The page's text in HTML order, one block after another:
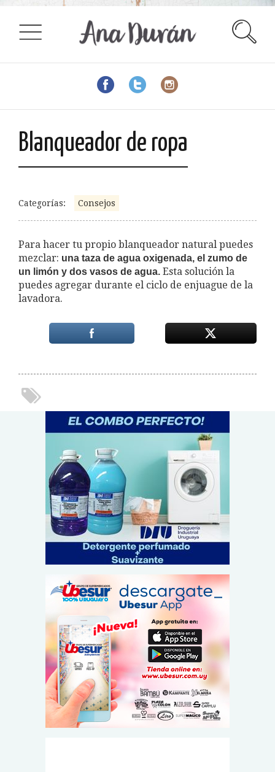
Blanqueador de ropa
Categorías: Consejos
Para hacer tu propio blanqueador natural puedes
mezclar: una taza de agua oxigenada, el zumo de
un limón y dos vasos de agua. Esta solución la
puedes agregar durante el ciclo de enjuague de la
lavadora.